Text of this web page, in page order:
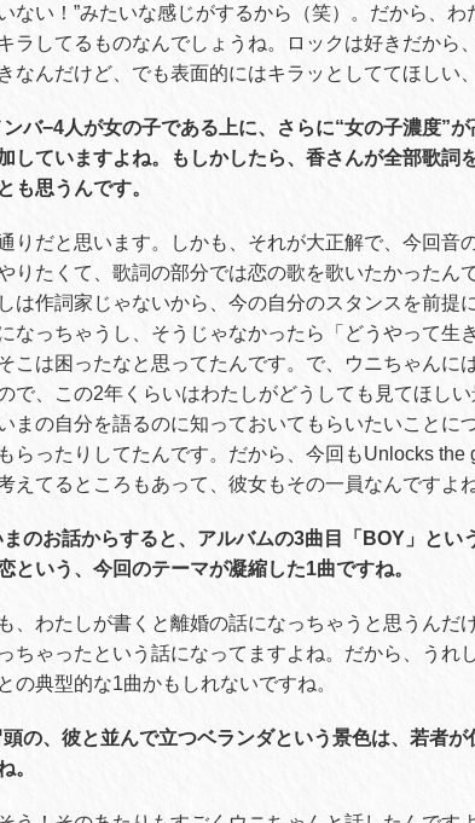
ない！ ”みたいな感じがするから（笑）。だから、
ラしてるものなんでしょうね。ロックは好きだから
なんだけど、でも表面的にはキラッとしててほしい
バ−4人が女の子である上に、さらに“女の子濃度”
していますよね。もしかしたら、香さんが全部歌詞
も思うんです。
りだと思います。しかも、それが大正解で、今回音
りたくて、歌詞の部分では恋の歌を歌いたかったん
は作詞家じゃないから、今の自分のスタンスを前提
なっちゃうし、そうじゃなかったら「どうやって生
こは困ったなと思ってたんです。で、ウニちゃんに
で、この2年くらいはわたしがどうしても見てほし
まの自分を語るのに知っておいてもらいたいことに
らったりしてたんです。だから、今回もUnlocks the
えてるところもあって、彼女もその一員なんですよね
のお話からすると、アルバムの3曲目「BOY」とい
という、今回のテーマが凝縮した1曲ですね。
、わたしが書くと離婚の話になっちゃうと思うんだ
ちゃったという話になってますよね。だから、うれ
の典型的な1曲かもしれないですね。
の、彼と並んで立つベランダという景色は、若者
。